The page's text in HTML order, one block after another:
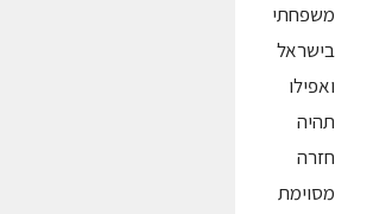
משפחתי
בישראל
ואפילו
תהיה
חזרה
מסוימת